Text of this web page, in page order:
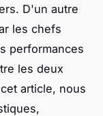
D'un autre
les chefs
performances
les deux
article, nous